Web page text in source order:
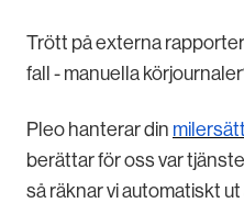
Trött på externa
fall - manuella
Pleo hanterar din
berättar för oss var
så räknar vi automatiskt